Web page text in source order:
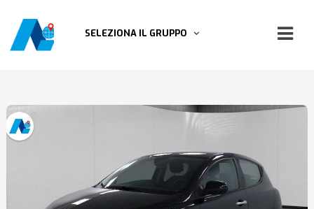
SELEZIONA IL GRUPPO